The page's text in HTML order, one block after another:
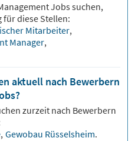
Jobs suchen,
für diese Stellen:
Mitarbeiter,
Manager,
aktuell nach Bewerbern
zurzeit nach Bewerbern
, Gewobau Rüsselsheim.